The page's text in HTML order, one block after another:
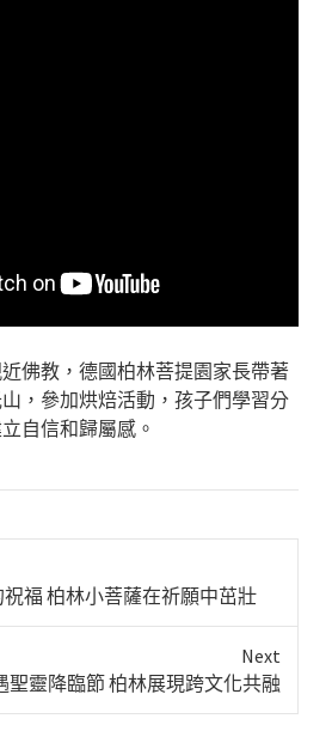
佛教，德國柏林菩提園家長帶著
，參加烘焙活動，孩子們學習分
自信和歸屬感。
祝福 柏林小菩薩在祈願中茁壯
Next
聖靈降臨節 柏林展現跨文化共融